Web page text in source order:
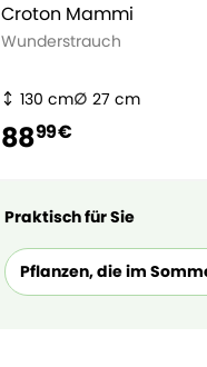
Croton Mammi
Wunderstrauch
130 cm 27 cm
8899 €
Praktisch für Sie
Pflanzen, die im